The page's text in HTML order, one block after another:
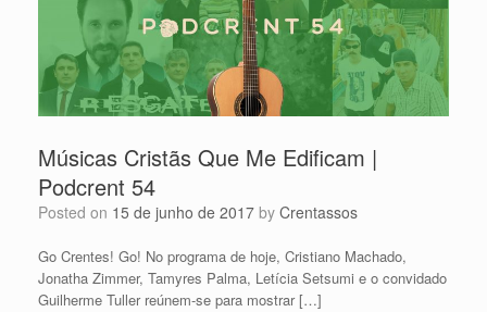
Músicas Cristãs Que Me Edificam |
Podcrent 54
Posted on 15 de junho de 2017 by Crentassos
Go Crentes! Go! No programa de hoje, Cristiano Machado,
Jonatha Zimmer, Tamyres Palma, Letícia Setsumi e o convidado
Guilherme Tuller reúnem-se para mostrar […]